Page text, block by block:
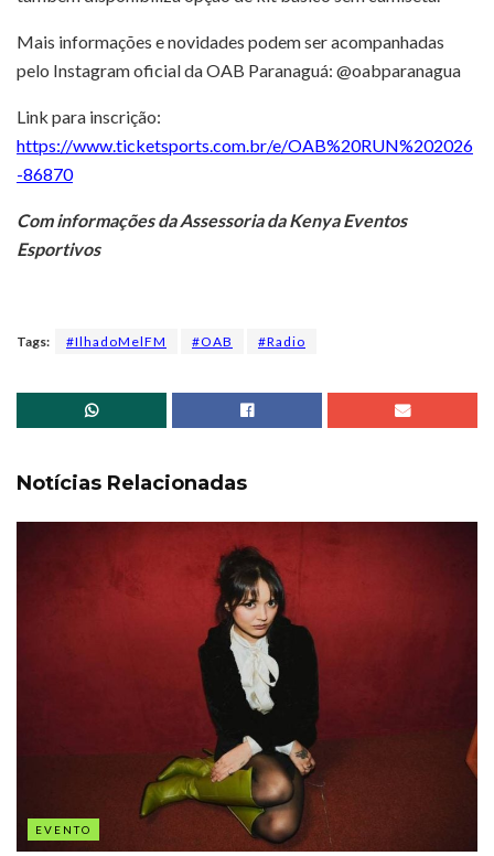
Mais informações e novidades podem ser acompanhadas
pelo Instagram oficial da OAB Paranaguá: @oabparanagua
Link para inscrição:
https://www.ticketsports.com.br/e/OAB%20RUN%202026
-86870
Com informações da Assessoria da Kenya Eventos
Esportivos
Tags: #IlhadoMelFM #OAB #Radio
Notícias Relacionadas
EVENTO